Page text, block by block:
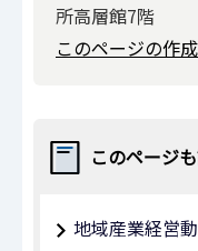
所高層館7階
このページの作
このページ
地域産業経営